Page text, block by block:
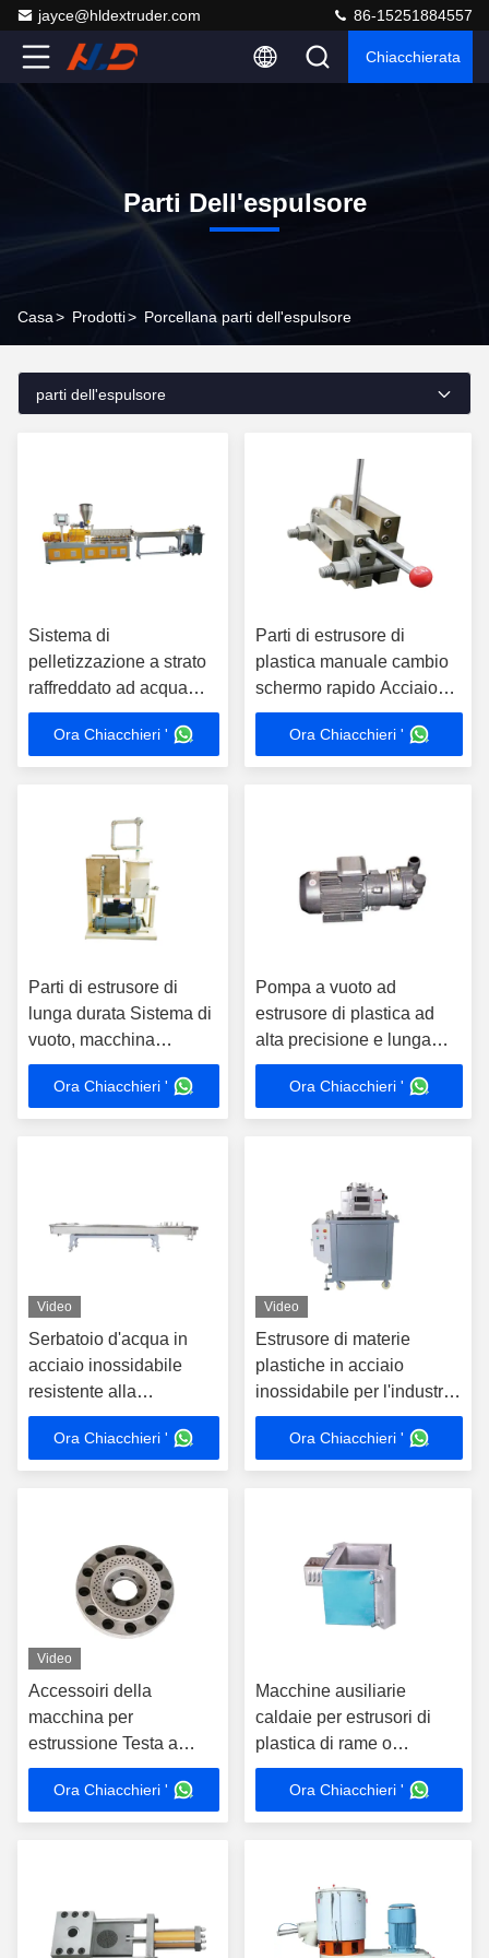
jayce@hldextruder.com 86-15251884557
Chiacchierata
Parti Dell'espulsore
Casa> Prodotti> Porcellana parti dell'espulsore
parti dell'espulsore
Sistema di
pelletizzazione a strato
raffreddato ad acqua
con estrusore per il
riempimento di
masterbatch di PP
Ora Chiacchieri '
Parti di estrusore di
plastica manuale cambio
schermo rapido Acciaio
forgiato Dimensione
personalizzata
Ora Chiacchieri '
Parti di estrusore di
lunga durata Sistema di
vuoto, macchina
ausiliaria di estrusore di
plastica
Ora Chiacchieri '
Pompa a vuoto ad
estrusore di plastica ad
alta precisione e lunga
durata con basso
consumo energetico
Ora Chiacchieri '
Video
Serbatoio d'acqua in
acciaio inossidabile
resistente alla
corrosione per la
macchina per estrusori
di plastica
Ora Chiacchieri '
Video
Estrusore di materie
plastiche in acciaio
inossidabile per l'industria
Pelletizzatore per il taglio
di strisce di plastica
Ora Chiacchieri '
Video
Accessoiri della
macchina per
estrussione Testa a
striscia Vari materiali
Testa di estrussione
Ora Chiacchieri '
Macchine ausiliarie
caldaie per estrusori di
plastica di rame o
alluminio
Ora Chiacchieri '